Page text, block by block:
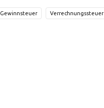
Gewinnsteuer Verrechnungssteuer